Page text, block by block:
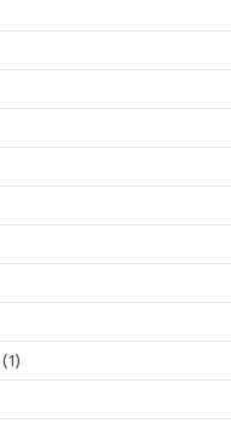
(1)